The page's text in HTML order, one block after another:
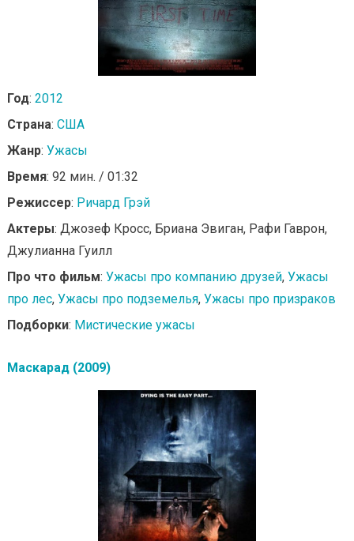
Год: 2012
Страна: США
Жанр: Ужасы
Время: 92 мин. / 01:32
Режиссер: Ричард Грэй
Актеры: Джозеф Кросс, Бриана Эвиган, Рафи Гаврон,
Джулианна Гуилл
Про что фильм: Ужасы про компанию друзей, Ужасы
про лес, Ужасы про подземелья, Ужасы про призраков
Подборки: Мистические ужасы
Маскарад (2009)